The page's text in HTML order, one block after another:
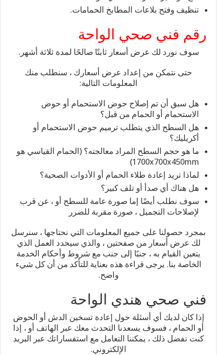
تنظيف وفتح بلاعات المطابخ الحمامات.
رقم فني صحي الواحة
سوف نورد لك عرض أسعار ثابتًا صالحًا لمدة ثلاثة أشهر.
حتى نتمكن من إعداد عرض أسعارك ، سنطلب منك
المعلومات التالية:
هل سبق أن تم إصلاح حوض الاستحمام أو حوض
الاستحمام أو الحمام من قبل؟
هل السطح الذي يتطلب ترميم حوض الاستحمام أو
أكريليك؟
ما هو حجم السطح المراد معالجته؟ (الحمام القياسي هو
1700x700x450mm)
لماذا تريد إعادة طلاء الحمام أو الأدوات الصحية؟
هل هناك أي صدأ أو تلف كبير؟
سوف نطلب أيضًا إما صورة عامة للسطح أو ، عن قرب
لإصلاحات التجميل ، صورة مقربة للضرر
بمجرد حصولنا على جميع المعلومات التي نحتاجها ، سنرسل
لك عرض أسعار من صفحتين ، والذي سيحدد العمل الذي
يتعين القيام به ، جنبًا إلى جنب مع شروط وأحكام الخدمة
الخاصة بنا. يرجى قراءة هذه بعناية للتأكد من أن كل شيء
واضح.
فني صحي هندي الواحة
إذا كان لديك أي أسئلة حول إعادة تسخين الدش أو الحوض
أو الحمام ، فسوف يسعدنا التحدث معك عبر الهاتف أو ، إذا
كنت تفضل ذلك ، يمكننا التعامل مع استفساراتك عبر البريد
الإلكتروني.